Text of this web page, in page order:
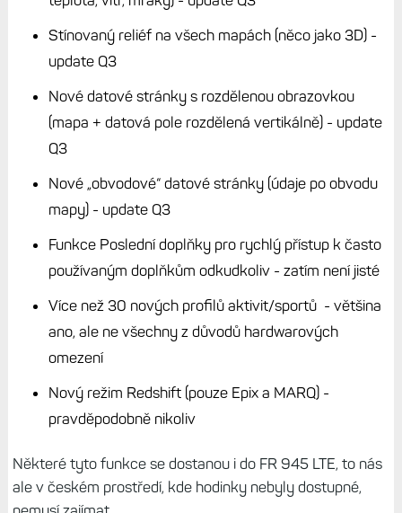
Stínovaný reliéf na všech mapách (něco jako 3D) -
update Q3
Nové datové stránky s rozdělenou obrazovkou
(mapa + datová pole rozdělená vertikálně) - update
Q3
Nové „obvodové“ datové stránky (údaje po obvodu
mapy) - update Q3
Funkce Poslední doplňky pro rychlý přístup k často
používaným doplňkům odkudkoliv - zatím není jisté
Více než 30 nových profilů aktivit/sportů - většina
ano, ale ne všechny z důvodů hardwarových
omezení
Nový režim Redshift (pouze Epix a MARQ) -
pravděpodobně nikoliv
Některé tyto funkce se dostanou i do FR 945 LTE, to nás
ale v českém prostředí, kde hodinky nebyly dostupné,